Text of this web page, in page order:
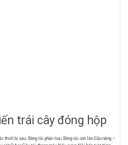
trái cây đóng hộp
thiết bị sau: Băng tải phân loại Băng tải con lăn Gầu nâng –